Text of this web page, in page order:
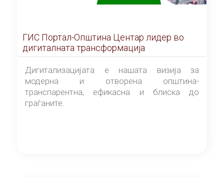
ГИС Портал-Општина Центар лидер во
дигиталната трансформација
Дигитализацијата е нашата визија за
модерна и отворена општина-
транспарентна, ефикасна и блиска до
граѓаните.